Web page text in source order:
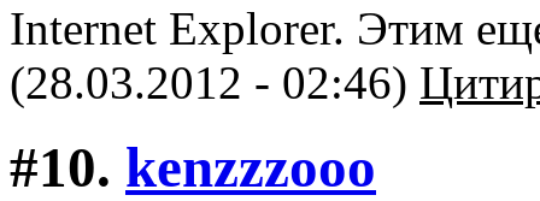
Internet Explorer. Этим
(28.03.2012 - 02:46)
#10. kenzzzooo